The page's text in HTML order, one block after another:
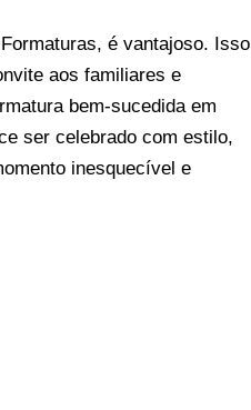
é vantajoso. Isso
aos familiares e
bem-sucedida em
ser celebrado com estilo,
inesquecível e